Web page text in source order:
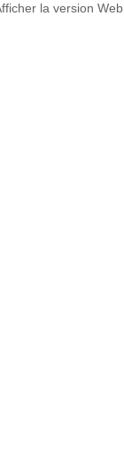
la version Web